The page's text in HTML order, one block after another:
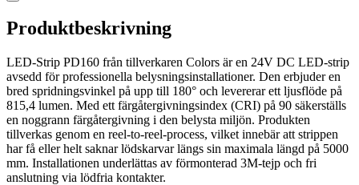
Produktbeskrivning
LED-Strip PD160 från tillverkaren Colors är en 24V DC LED-strip
avsedd för professionella belysningsinstallationer. Den erbjuder en
bred spridningsvinkel på upp till 180° och levererar ett ljusflöde på
815,4 lumen. Med ett färgåtergivningsindex (CRI) på 90 säkerställs
en noggrann färgåtergivning i den belysta miljön. Produkten
tillverkas genom en reel-to-reel-process, vilket innebär att strippen
har få eller helt saknar lödskarvar längs sin maximala längd på 5000
mm. Installationen underlättas av förmonterad 3M-tejp och fri
anslutning via lödfria kontakter.